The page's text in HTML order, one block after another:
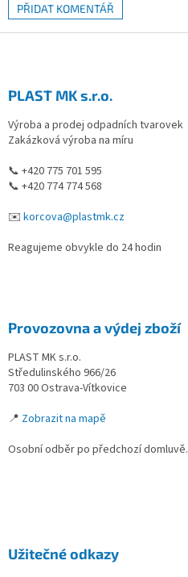
PŘIDAT KOMENTÁŘ
PLAST MK s.r.o.
Výroba a prodej odpadních tvarovek
Zakázková výroba na míru
📞 +420 775 701 595
📞 +420 774 774 568
✉️ korcova@plastmk.cz
Reagujeme obvykle do 24 hodin
Provozovna a výdej zboží
PLAST MK s.r.o.
Středulinského 966/26
703 00 Ostrava-Vítkovice
📍 Zobrazit na mapě
Osobní odběr po předchozí domluvě.
Užitečné odkazy